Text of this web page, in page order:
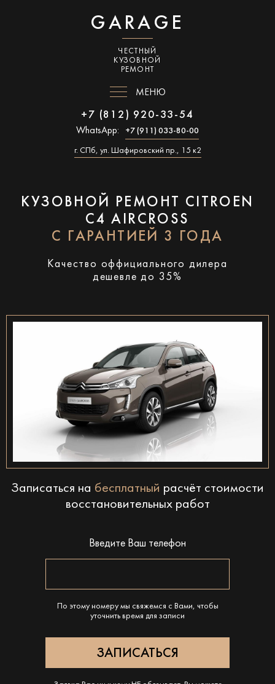
GARAGE
ЧЕСТНЫЙ
КУЗОВНОЙ
РЕМОНТ
МЕНЮ
+7 (812) 920-33-54
WhatsApp: +7 (911) 033-80-00
г. СПб, ул. Шафировский пр., 15 к2
КУЗОВНОЙ РЕМОНТ CITROEN
C4 AIRCROSS
С ГАРАНТИЕЙ 3 ГОДА
Качество оффициального дилера
дешевле до 35%
Записаться на бесплатный расчёт стоимости
восстановительных работ
Введите Ваш телефон
По этому номеру мы свяжемся с Вами, чтобы
уточнить время для записи